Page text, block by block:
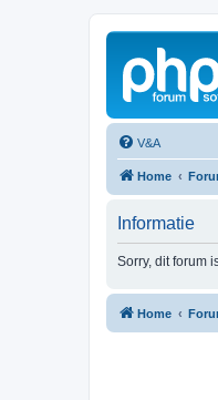
V&A
Home
Informatie
Sorry, dit forum
Home